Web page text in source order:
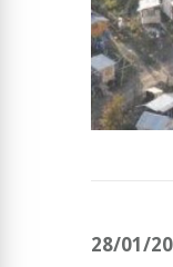
28/01/